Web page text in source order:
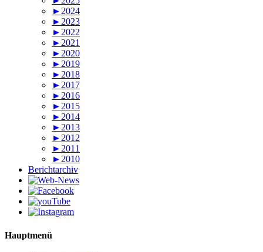
►2024
►2023
►2022
►2021
►2020
►2019
►2018
►2017
►2016
►2015
►2014
►2013
►2012
►2011
►2010
Berichtarchiv
Hauptmenü